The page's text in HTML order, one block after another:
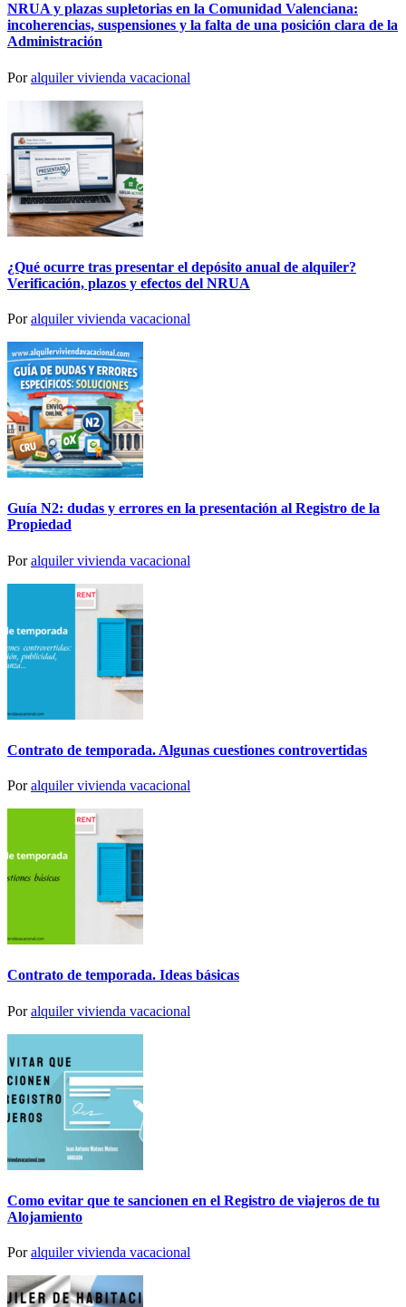
NRUA y plazas supletorias en la Comunidad Valenciana:
incoherencias, suspensiones y la falta de una posición clara de la
Administración
Poralquiler vivienda vacacional
¿Qué ocurre tras presentar el depósito anual de alquiler?
Verificación, plazos y efectos del NRUA
Poralquiler vivienda vacacional
Guía N2: dudas y errores en la presentación al Registro de la
Propiedad
Poralquiler vivienda vacacional
Contrato de temporada. Algunas cuestiones controvertidas
Poralquiler vivienda vacacional
Contrato de temporada. Ideas básicas
Poralquiler vivienda vacacional
Como evitar que te sancionen en el Registro de viajeros de tu
Alojamiento
Poralquiler vivienda vacacional